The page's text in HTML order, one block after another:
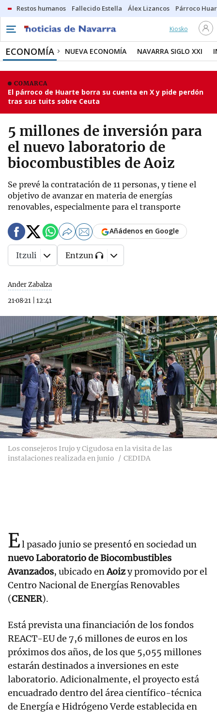
Restos humanos Fallecido Estella Álex Lizancos Párroco
Kiosko
ECONOMÍA NUEVA ECONOMÍA NAVARRA SIGLO XXI
COMARCA
El párroco de Huarte borra su cuenta en X y pide perdón
tras sus tuits sobre Ceuta
5 millones de inversión para
el nuevo laboratorio de
biocombustibles de Aoiz
Se prevé la contratación de 11 personas, y tiene el
objetivo de avanzar en materia de energías
renovables, especialmente para el transporte
Ander Zabalza
21·08·21
12:41
Añádenos en Google
Itzuli Entzun
Los consejeros Irujo y Cigudosa en la visita de las
instalaciones realizada en junio
CEDIDA
El pasado junio se presentó en sociedad un
nuevo Laboratorio de Biocombustibles
Avanzados, ubicado enAoizy promovido por el
Centro Nacional de Energías Renovables
(CENER).
Está prevista una financiación de los fondos
REACT-EU de 7,6 millones de euros en los
próximos dos años, de los que 5,055 millones
estarán destinados a inversiones en este
laboratorio. Adicionalmente, el proyecto está
encuadrado dentro del área científico-técnica
de Energía e Hidrógeno Verde establecida en